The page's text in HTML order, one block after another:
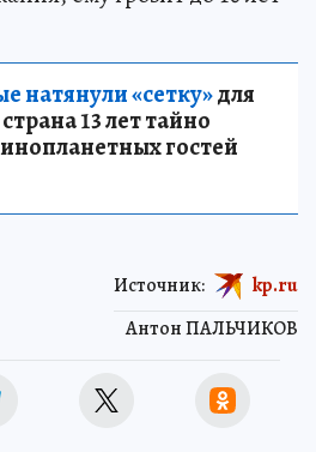
натянули «сетку»для
13 лет тайно
гостей
Антон ПАЛЬЧИКОВ
Источник: kp.ru